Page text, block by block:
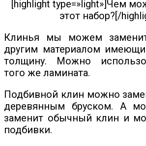
[highlight type=»light»]Чем
этот набор?[/
Клинья мы можем
другим материалом
толщину. Можно
того же ламината.
Подбивной клин можно
деревянным бруском. А
заменит обычный клин и
подбивки.